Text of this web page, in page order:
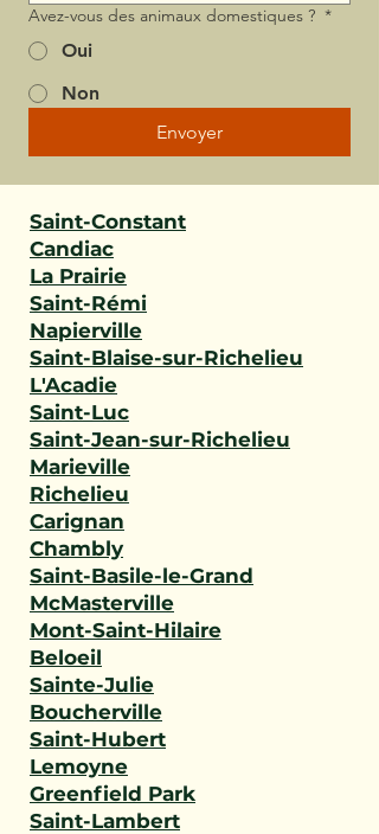
Avez-vous des animaux domestiques ? *
Oui
Non
Envoyer
Saint-Constant
Candiac
La Prairie
Saint-Rémi
Napierville
Saint-Blaise-sur-Richelieu
L'Acadie
Saint-Luc
Saint-Jean-sur-Richelieu
Marieville
Richelieu
Carignan
Chambly
Saint-Basile-le-Grand
McMasterville
Mont-Saint-Hilaire
Beloeil
Sainte-Julie
Boucherville
Saint-Hubert
Lemoyne
Greenfield Park
Saint-Lambert